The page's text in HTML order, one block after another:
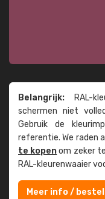
Belangrijk: RAL-
schermen niet
Gebruik de
referentie. We raden
te kopenom zeker
RAL-kleuren­waaier
Meer info /